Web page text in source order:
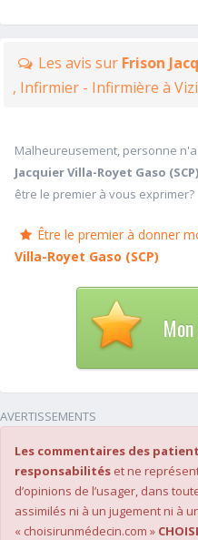
Les avis sur Frison
, Infirmier - Infirmière à
Malheureusement, personne
Jacquier Villa-Royet Gaso (SCP)
être le premier à vous exprimer?
Être le premier à donner
Villa-Royet Gaso (SCP)
AVERTISSEMENTS
Les commentaires des
responsabilités et ne
d’opinions de l’usager, dans
assimilés ni à un jugement ni à
« choisirunmédecin.com »